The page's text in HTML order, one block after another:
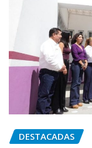
DESTACADAS